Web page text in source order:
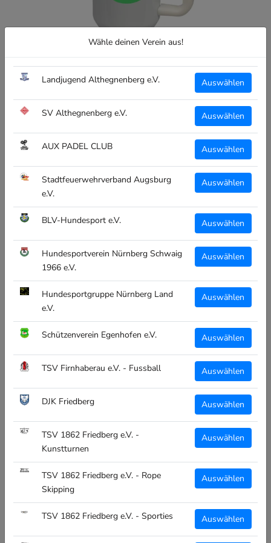
Wähle deinen Verein aus!
Landjugend Althegnenberg e.V. Auswählen
SV Althegnenberg e.V. Auswählen
AUX PADEL CLUB Auswählen
Stadtfeuerwehrverband Augsburg
e.V.
Auswählen
BLV-Hundesport e.V. Auswählen
Hundesportverein Nürnberg Schwaig
1966 e.V.
Auswählen
Hundesportgruppe Nürnberg Land
e.V.
Auswählen
Schützenverein Egenhofen e.V. Auswählen
TSV Firnhaberau e.V. - Fussball Auswählen
DJK Friedberg Auswählen
TSV 1862 Friedberg e.V. -
Kunstturnen
Auswählen
TSV 1862 Friedberg e.V. - Rope
Skipping
Auswählen
TSV 1862 Friedberg e.V. - Sporties Auswählen
CT EDELSTAHL-THERMOBECHER
- 1100ML - STANLEYCUP - TC
MERING
inkl. MwSt
Unisex:
Menge:
IN DEN WARENKORB
Der trendige Edelstahl-Thermobecher für die
täglicheFlüssigkeitszufuhr in Schule, Sport &
Freizeit - hält das Getränk lange warm oder kalt. Der
"StanleyCup" hat ein Fassungsvermögen von fast